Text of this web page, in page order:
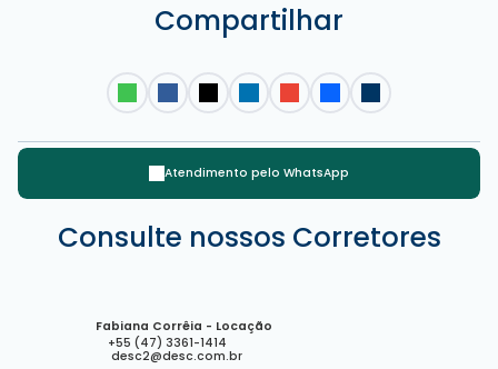
Compartilhar
Atendimento pelo WhatsApp
Consulte nossos Corretores
Fabiana Corrêia - Locação
+55 (47) 3361-1414
desc2@desc.com.br